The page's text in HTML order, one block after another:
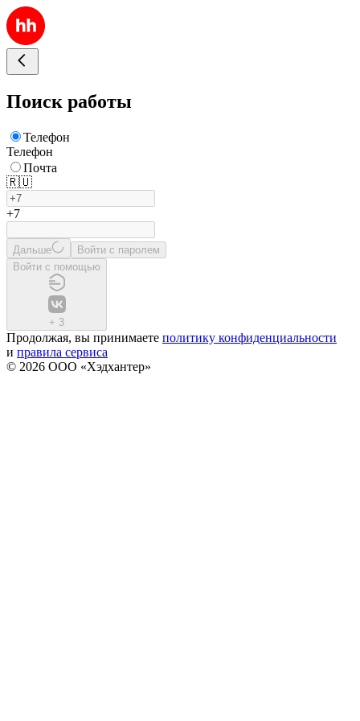
Поиск работы
Телефон
Телефон
Почта
🇷🇺
+7
Дальше
Войти с паролем
Войти с помощью
+ 3
Продолжая, вы принимаете политику конфиденциальности
и правила сервиса
© 2026 ООО «Хэдхантер»